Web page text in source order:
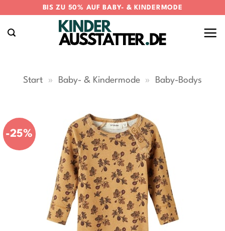
springen
BIS ZU 50% AUF BABY- & KINDERMODE
Start » Baby- & Kindermode » Baby-Bodys
-25%